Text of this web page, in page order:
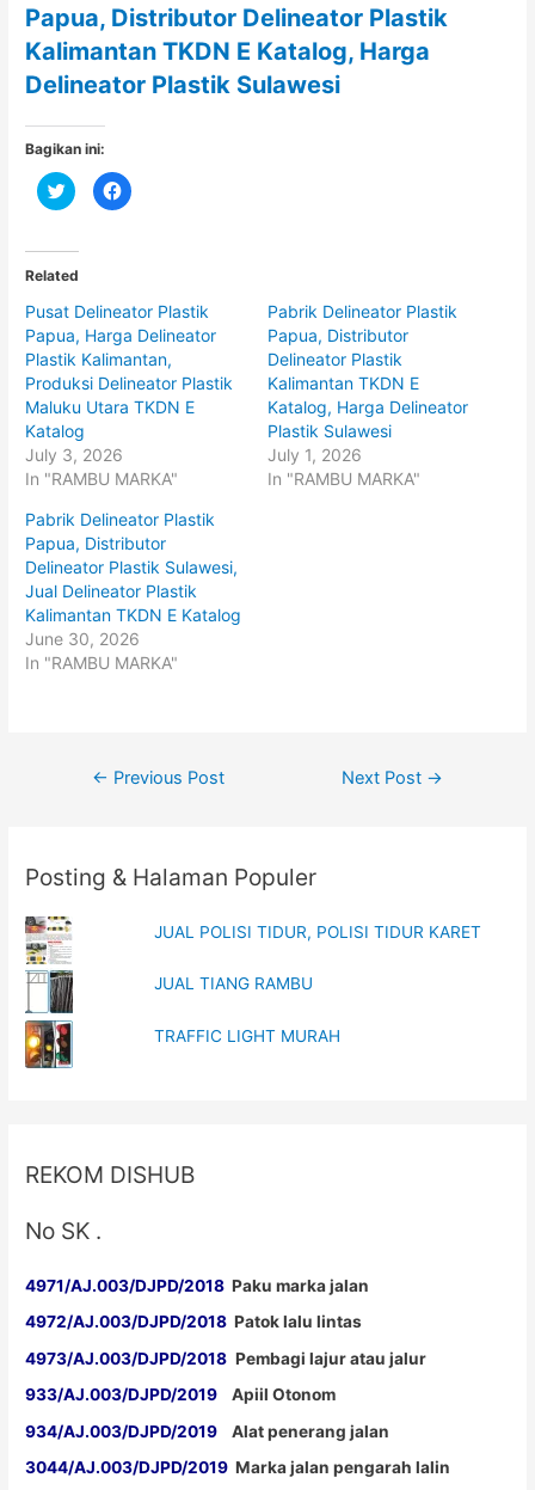
Papua, Distributor Delineator Plastik
Kalimantan TKDN E Katalog, Harga
Delineator Plastik Sulawesi
Bagikan ini:
C
l
t
o
s
h
a
r
e
o
n
T
w
i
t
t
e
r
(
p
e
n
s
i
n
n
e
w
w
i
n
C
l
a
r
e
o
n
F
a
c
o
k
O
p
e
n
s
i
n
n
e
w
w
i
Related
Pusat Delineator Plastik
Papua, Harga Delineator
Plastik Kalimantan,
Produksi Delineator Plastik
Maluku Utara TKDN E
Katalog
July 3, 2026
In "RAMBU MARKA"
Pabrik Delineator Plastik
Papua, Distributor
Delineator Plastik
Kalimantan TKDN E
Katalog, Harga Delineator
Plastik Sulawesi
July 1, 2026
In "RAMBU MARKA"
Pabrik Delineator Plastik
Papua, Distributor
Delineator Plastik Sulawesi,
Jual Delineator Plastik
Kalimantan TKDN E Katalog
June 30, 2026
In "RAMBU MARKA"
Post
← Previous Post Next Post →
Posting & Halaman Populer
JUAL POLISI TIDUR, POLISI TIDUR KARET
JUAL TIANG RAMBU
TRAFFIC LIGHT MURAH
REKOM DISHUB
No SK .
4971/AJ.003/DJPD/2018 Paku marka jalan
4972/AJ.003/DJPD/2018 Patok lalu lintas
4973/AJ.003/DJPD/2018 Pembagi lajur atau jalur
933/AJ.003/DJPD/2019 Apiil Otonom
934/AJ.003/DJPD/2019 Alat penerang jalan
3044/AJ.003/DJPD/2019 Marka jalan pengarah lalin